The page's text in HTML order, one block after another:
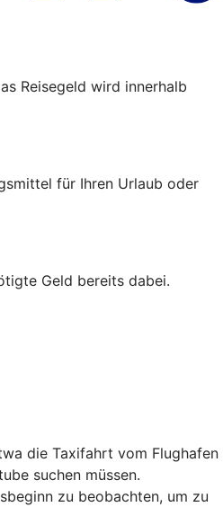
Reisegeld wird innerhalb
für Ihren Urlaub oder
Geld bereits dabei.
die Taxifahrt vom Flughafen
suchen müssen.
zu beobachten, um zu